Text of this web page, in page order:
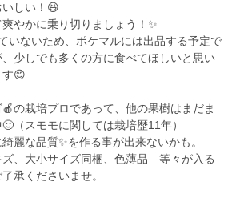
しい！😆
やかに乗り切りましょう！✨
いないため、ポケマルには出品する予定で
少しでも多くの方に食べてほしいと思い
す😊
の栽培プロであって、他の果樹はまだま
（スモモに関しては栽培歴11年）
麗な品質✨を作る事が出来ないかも。
ズ、大小サイズ同梱、色薄品 等々が入る
承くださいませ。